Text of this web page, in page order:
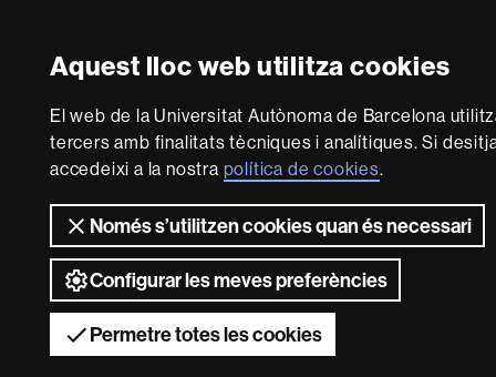
Aquest lloc web utilitza cookies
El web de la Universitat Autònoma de Barcelona
tercers amb finalitats tècniques i analítiques. Si
accedeixi a la nostra política de cookies.
Només s’utilitzen cookies quan és necessari
Configurar les meves preferències
Permetre totes les cookies